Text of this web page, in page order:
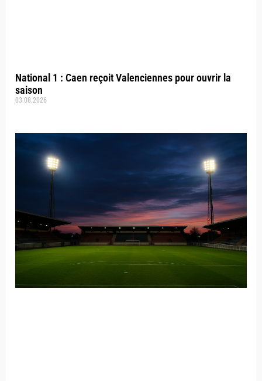
National 1 : Caen reçoit Valenciennes pour ouvrir la
saison
03.08.2026